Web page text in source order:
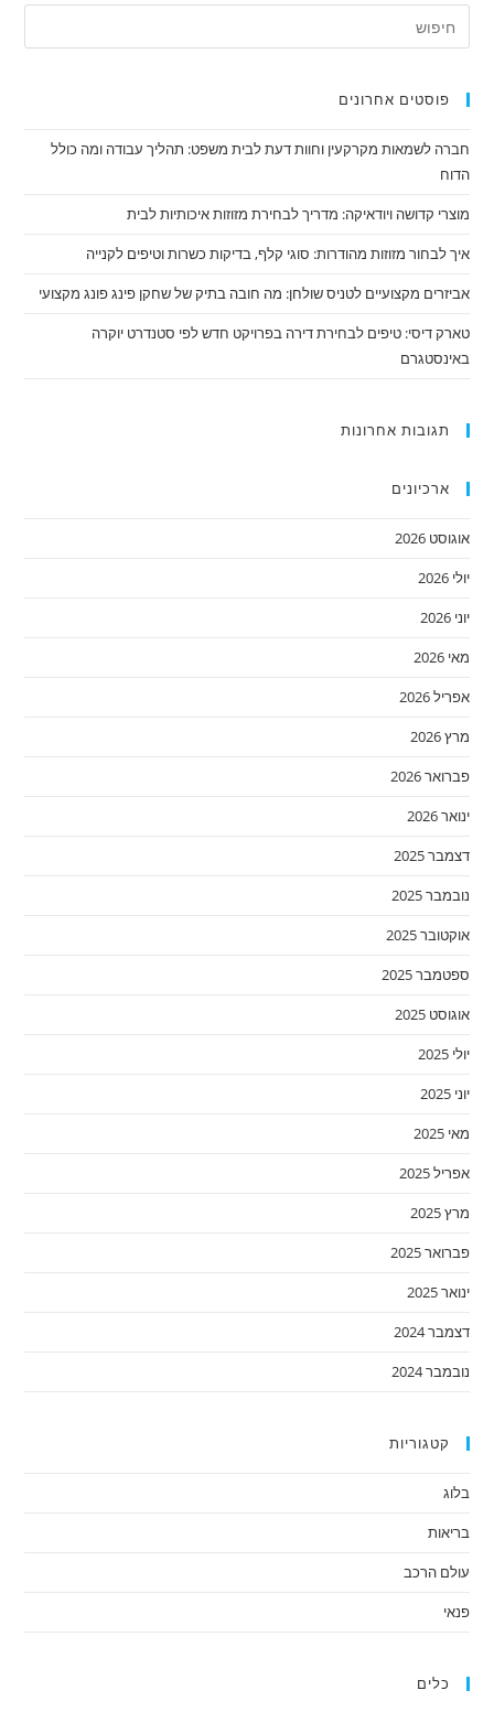
פוסטים אחרונים
חברה לשמאות מקרקעין וחוות דעת לבית משפט: תהליך עבודה ומה כולל
הדוח
מוצרי קדושה ויודאיקה: מדריך לבחירת מזוזות איכותיות לבית
איך לבחור מזוזות מהודרות: סוגי קלף, בדיקות כשרות וטיפים לקנייה
אביזרים מקצועיים לטניס שולחן: מה חובה בתיק של שחקן פינג פונג מקצועי
טארק דיסי: טיפים לבחירת דירה בפרויקט חדש לפי סטנדרט יוקרה
באינסטגרם
תגובות אחרונות
ארכיונים
אוגוסט 2026
יולי 2026
יוני 2026
מאי 2026
אפריל 2026
מרץ 2026
פברואר 2026
ינואר 2026
דצמבר 2025
נובמבר 2025
אוקטובר 2025
ספטמבר 2025
אוגוסט 2025
יולי 2025
יוני 2025
מאי 2025
אפריל 2025
מרץ 2025
פברואר 2025
ינואר 2025
דצמבר 2024
נובמבר 2024
קטגוריות
בלוג
בריאות
עולם הרכב
פנאי
כלים